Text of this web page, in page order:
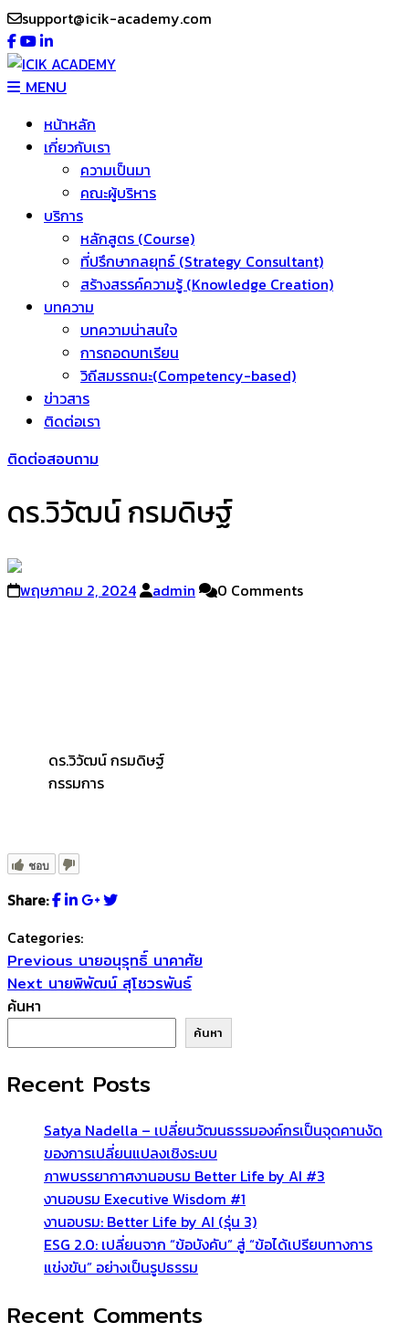
support@icik-academy.com
MENU
หน้าหลัก
เกี่ยวกับเรา
ความเป็นมา
คณะผู้บริหาร
บริการ
หลักสูตร (Course)
ที่ปรึกษากลยุทธ์ (Strategy Consultant)
สร้างสรรค์ความรู้ (Knowledge Creation)
บทความ
บทความน่าสนใจ
การถอดบทเรียน
วิถีสมรรถนะ(Competency-based)
ข่าวสาร
ติดต่อเรา
ติดต่อสอบถาม
ดร.วิวัฒน์ กรมดิษฐ์
พฤษภาคม 2, 2024 admin 0 Comments
ดร.วิวัฒน์ กรมดิษฐ์
กรรมการ
ชอบ
Share:
Categories:
แนะแนว
เรื่อง
Previous Previous
post:
นายอนุรุทธิ์ นาคาศัย
Next Next
นายพิพัฒน์ สุโชวรพันธ์
ค้นหา
ค้นหา
Recent Posts
Satya Nadella – เปลี่ยนวัฒนธรรมองค์กรเป็นจุดคานงัด
ของการเปลี่ยนแปลงเชิงระบบ
ภาพบรรยากาศงานอบรม Better Life by AI #3
งานอบรม Executive Wisdom #1
งานอบรม: Better Life by AI (รุ่น 3)
ESG 2.0: เปลี่ยนจาก “ข้อบังคับ” สู่ “ข้อได้เปรียบทางการ
แข่งขัน” อย่างเป็นรูปธรรม
Recent Comments